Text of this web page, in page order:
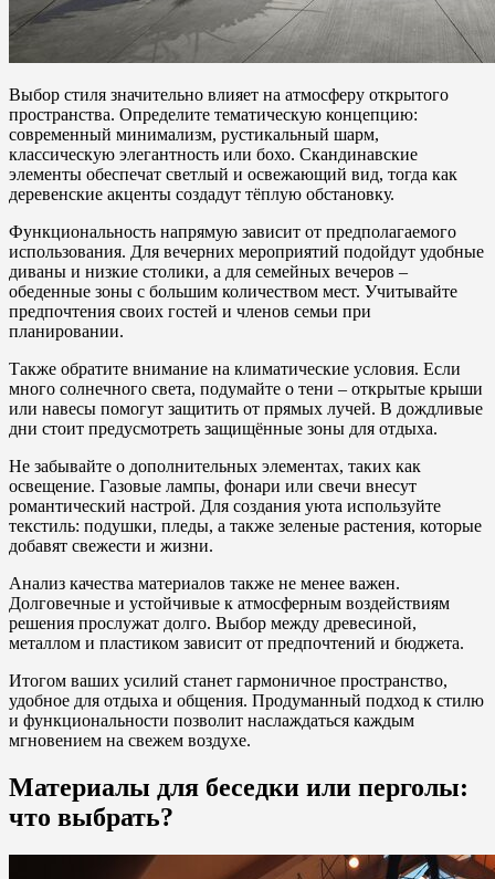
Выбор стиля значительно влияет на атмосферу открытого
пространства. Определите тематическую концепцию:
современный минимализм, рустикальный шарм,
классическую элегантность или бохо. Скандинавские
элементы обеспечат светлый и освежающий вид, тогда как
деревенские акценты создадут тёплую обстановку.
Функциональность напрямую зависит от предполагаемого
использования. Для вечерних мероприятий подойдут удобные
диваны и низкие столики, а для семейных вечеров –
обеденные зоны с большим количеством мест. Учитывайте
предпочтения своих гостей и членов семьи при
планировании.
Также обратите внимание на климатические условия. Если
много солнечного света, подумайте о тени – открытые крыши
или навесы помогут защитить от прямых лучей. В дождливые
дни стоит предусмотреть защищённые зоны для отдыха.
Не забывайте о дополнительных элементах, таких как
освещение. Газовые лампы, фонари или свечи внесут
романтический настрой. Для создания уюта используйте
текстиль: подушки, пледы, а также зеленые растения, которые
добавят свежести и жизни.
Анализ качества материалов также не менее важен.
Долговечные и устойчивые к атмосферным воздействиям
решения прослужат долго. Выбор между древесиной,
металлом и пластиком зависит от предпочтений и бюджета.
Итогом ваших усилий станет гармоничное пространство,
удобное для отдыха и общения. Продуманный подход к стилю
и функциональности позволит наслаждаться каждым
мгновением на свежем воздухе.
Материалы для беседки или перголы:
что выбрать?